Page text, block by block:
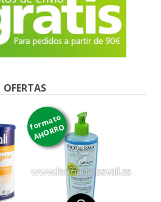
OFERTAS
formato
AHORRO